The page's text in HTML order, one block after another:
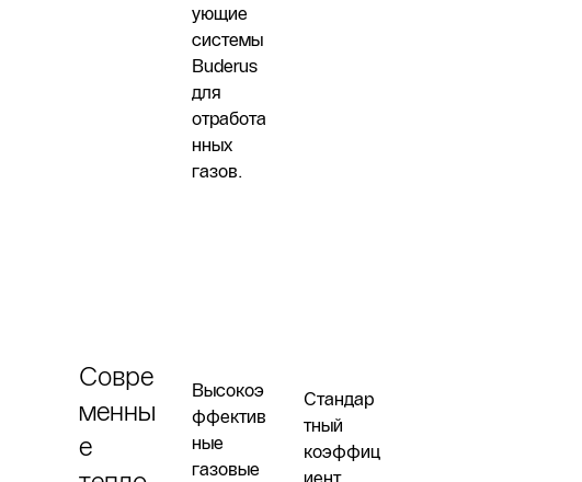
ующие
системы
Buderus
для
отработа
нных
газов.
Совре
менны
е
Высокоэ
ффектив
ные
газовые
Стандар
тный
коэффиц
иент